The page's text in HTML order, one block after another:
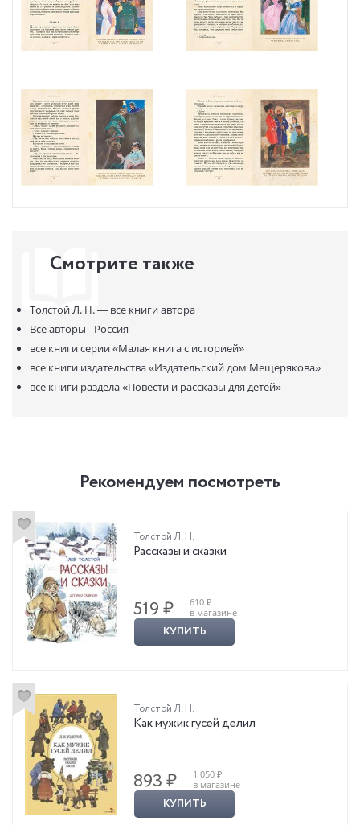
Смотрите также
Толстой Л. Н. — все книги автора
Все авторы - Россия
все книги серии«Малая книга с историей»
все книги издательства«Издательский дом Мещерякова»
все книги раздела«Повести и рассказы для детей»
Рекомендуем посмотреть
Толстой Л. Н.
Рассказы и сказки
519 ₽
610 ₽
в магазине
КУПИТЬ
Толстой Л. Н.
Как мужик гусей делил
893 ₽
1 050 ₽
в магазине
КУПИТЬ